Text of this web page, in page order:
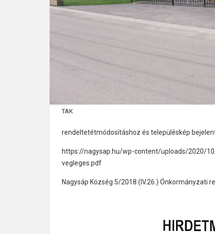
TAK
rendeltetétmódosításhoz és településkép
https://nagysap.hu/wp-content/uploads/2020/
vegleges.pdf
Nagysáp Község 5/2018 (IV.26.) Önkormányzati